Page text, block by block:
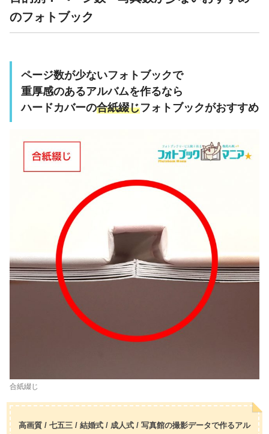
のフォトブック
ページ数が少ないフォトブックで
重厚感のあるアルバムを作るなら
ハードカバーの合紙綴じフォトブックがおすすめ
合紙綴じ
高画質 / 七五三 / 結婚式 / 成人式 / 写真館の撮影データで作るアル